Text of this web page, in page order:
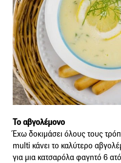
Το αβγολέμονο
Έχω δοκιμάσει όλους τους
multi κάνει το καλύτερο
για μια κατσαρόλα φαγητό 6